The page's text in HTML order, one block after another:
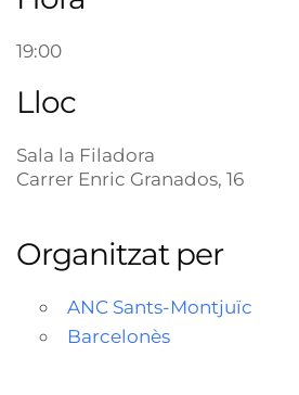
19:00
Lloc
Sala la Filadora
Carrer Enric Granados, 16
Organitzat per
ANC Sants-Montjuïc
Barcelonès